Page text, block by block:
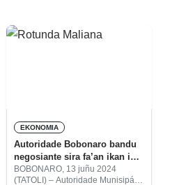
EKONOMIA
Autoridade Bobonaro bandu
negosiante sira fa’an ikan iha
rotunda Maliana
BOBONARO, 13 juñu 2024
(TATOLI) – Autoridade Munisipál